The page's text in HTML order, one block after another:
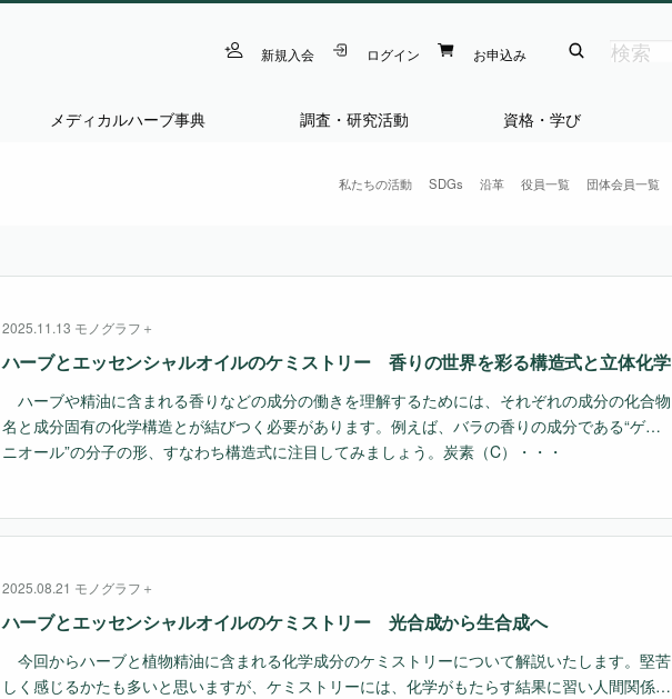
新規入会 ログイン お申込み
メディカルハーブ事典 調査・研究活動 資格・学び
私たちの活動 SDGs 沿革 役員一覧 団体会員一覧
2025.11.13 モノグラフ＋
ハーブとエッセンシャルオイルのケミストリー 香りの世界を彩る構造式と立体化学
ハーブや精油に含まれる香りなどの成分の働きを理解するためには、それぞれの成分の化合物
名と成分固有の化学構造とが結びつく必要があります。例えば、バラの香りの成分である“ゲラ
ニオール”の分子の形、すなわち構造式に注目してみましょう。炭素（C）・・・
2025.08.21 モノグラフ＋
ハーブとエッセンシャルオイルのケミストリー 光合成から生合成へ
今回からハーブと植物精油に含まれる化学成分のケミストリーについて解説いたします。堅苦
しく感じるかたも多いと思いますが、ケミストリーには、化学がもたらす結果に習い人間関係に